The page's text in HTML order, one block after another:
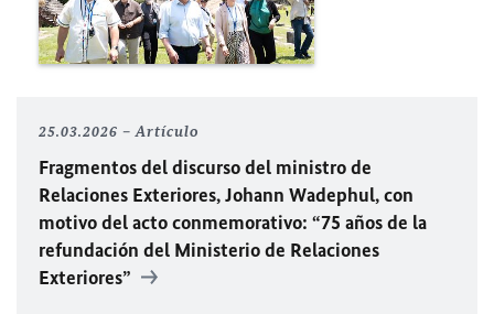
25.03.2026 Artículo
Fragmentos del discurso del ministro de
Relaciones Exteriores, Johann Wadephul, con
motivo del acto conmemorativo: “75 años de la
refundación del Ministerio de Relaciones
Exteriores”